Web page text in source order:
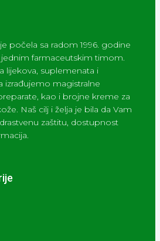
počela sa radom 1996. godine
farmaceutskim timom.
lijekova, suplemenata i
izrađujemo magistralne
kao i brojne kreme za
Naš cilj i želja je bila da Vam
zaštitu, dostupnost